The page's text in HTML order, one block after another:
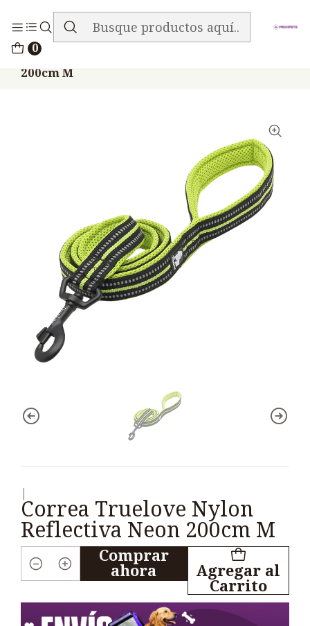
0
ENVIO GRATIS EN TODA LA TIENDA
200cm M
Correa Truelove Nylon
Reflectiva Neon 200cm M
Cantidad
Agregar al
Carrito
Comprar
ahora